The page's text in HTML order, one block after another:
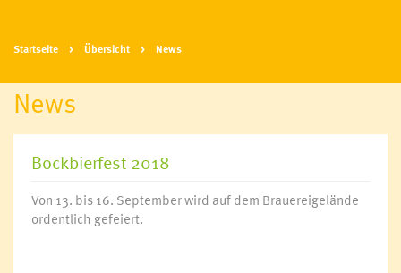
Startseite Übersicht News
News
Bockbierfest 2018
Von 13. bis 16. September wird auf dem Brauereigelände
ordentlich gefeiert.